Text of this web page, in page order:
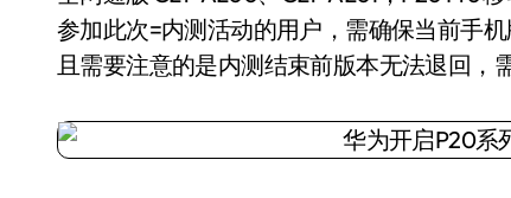
参加此次=内测活动的用户，需确保当前手机
且需要注意的是内测结束前版本无法退回，